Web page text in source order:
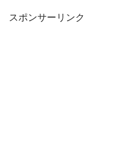
スポンサーリンク